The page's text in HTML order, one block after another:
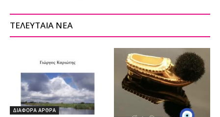
ΤΕΛΕΥΤΑΙΑ ΝΕΑ
ΔΙΑΦΟΡΑ ΑΡΘΡΑ